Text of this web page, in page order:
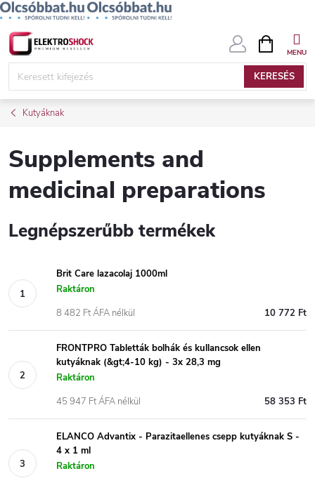
Ugrás
KERESÉS
KOSÁR
Kutyáknak
Supplements and
medicinal preparations
Legnépszerűbb termékek
Brit Care lazacolaj 1000ml
Raktáron
10 772 Ft
8 482 Ft ÁFA nélkül
FRONTPRO Tabletták bolhák és kullancsok ellen
kutyáknak (&gt;4-10 kg) - 3x 28,3 mg
Raktáron
58 353 Ft
45 947 Ft ÁFA nélkül
ELANCO Advantix - Parazitaellenes csepp kutyáknak S -
4 x 1 ml
Raktáron